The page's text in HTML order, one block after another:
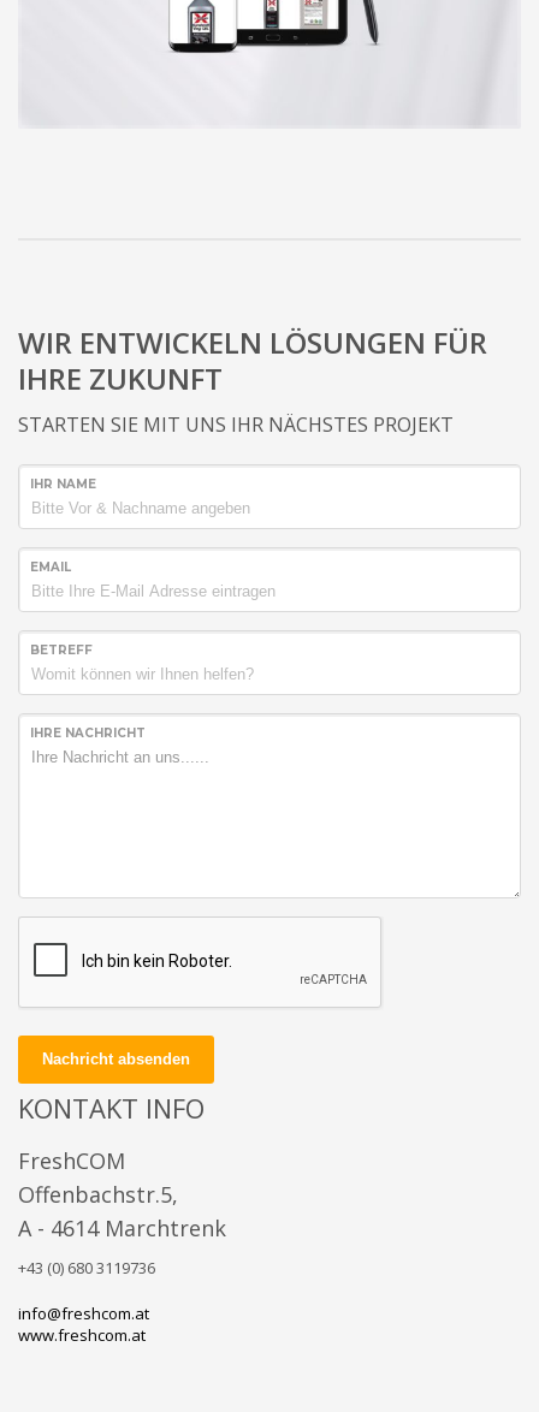
WIR ENTWICKELN LÖSUNGEN FÜR
IHRE ZUKUNFT
STARTEN SIE MIT UNS IHR NÄCHSTES PROJEKT
IHR NAME
EMAIL
BETREFF
IHRE NACHRICHT
Nachricht absenden
KONTAKT INFO
FreshCOM
Offenbachstr.5,
A - 4614 Marchtrenk
+43 (0) 680 3119736
info@freshcom.at
www.freshcom.at